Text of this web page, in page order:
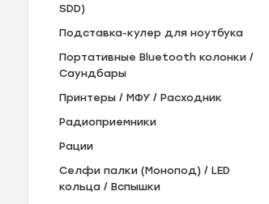
SDD)
Подставка-кулер для ноутбука
Портативные Bluetooth колонки /
Саундбары
Принтеры / МФУ / Расходник
Радиоприемники
Рации
Селфи палки (Монопод) / LED
кольца / Вспышки